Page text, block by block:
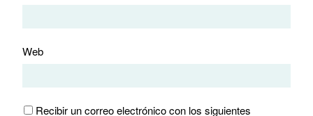
Web
Recibir un correo electrónico con los siguientes